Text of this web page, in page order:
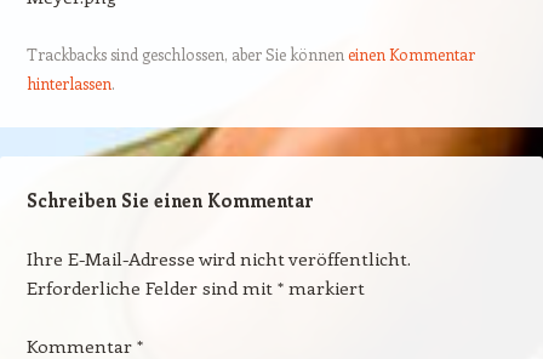
Trackbacks sind geschlossen, aber Sie können einen Kommentar
hinterlassen.
Schreiben Sie einen Kommentar
Ihre E-Mail-Adresse wird nicht veröffentlicht.
Erforderliche Felder sind mit *markiert
Kommentar *